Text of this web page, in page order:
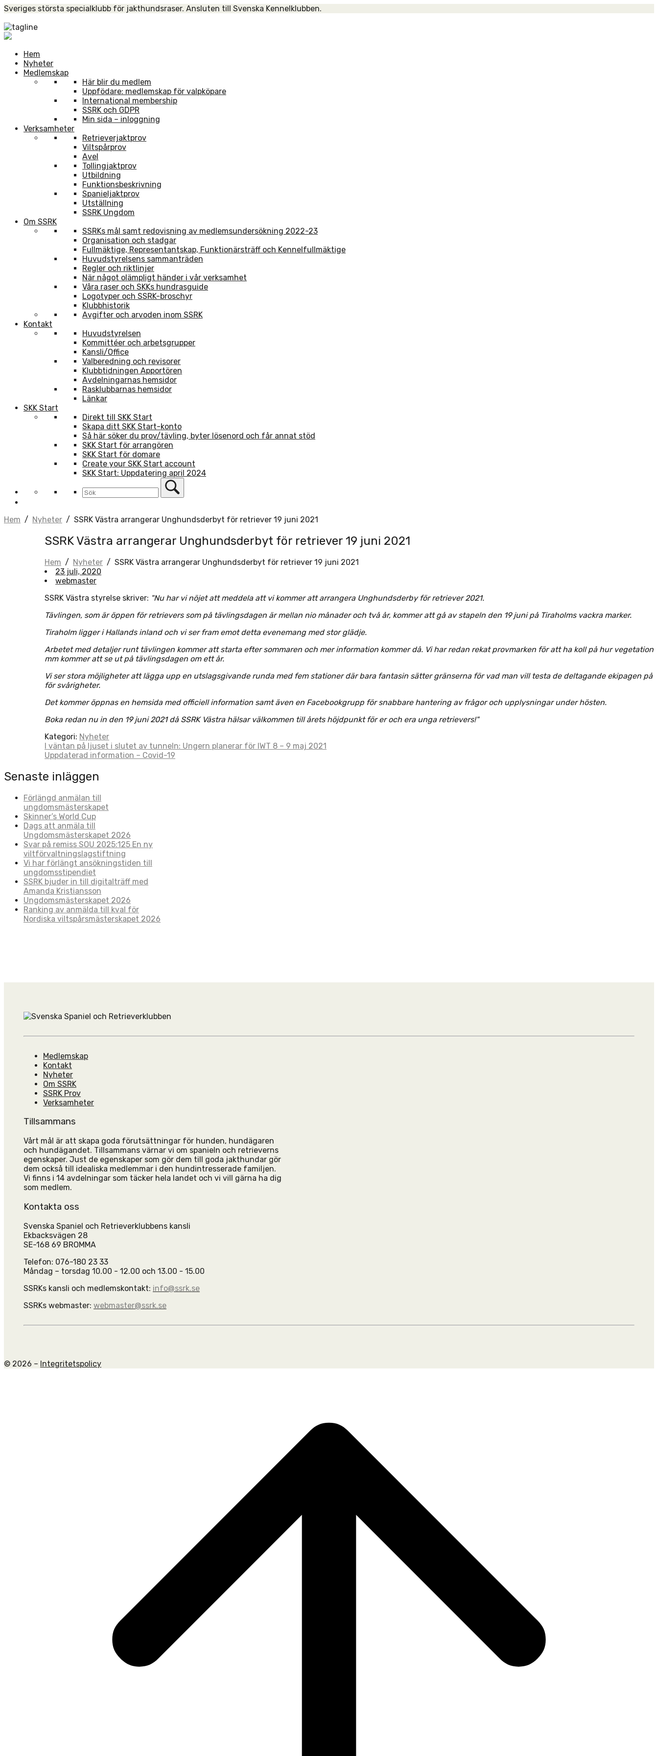
Skip
content
Sveriges största specialklubb för jakthundsraser. Ansluten till Svenska Kennelklubben.
Hem
Nyheter
Medlemskap
Här blir du medlem
Uppfödare: medlemskap för valpköpare
International membership
SSRK och GDPR
Min sida – inloggning
Verksamheter
Retrieverjaktprov
Viltspårprov
Avel
Tollingjaktprov
Utbildning
Funktionsbeskrivning
Spanieljaktprov
Utställning
SSRK Ungdom
Om SSRK
SSRKs mål samt redovisning av medlemsundersökning 2022-23
Organisation och stadgar
Fullmäktige, Representantskap, Funktionärsträff och Kennelfullmäktige
Huvudstyrelsens sammanträden
Regler och riktlinjer
När något olämpligt händer i vår verksamhet
Våra raser och SKKs hundrasguide
Logotyper och SSRK-broschyr
Klubbhistorik
Avgifter och arvoden inom SSRK
Kontakt
Huvudstyrelsen
Kommittéer och arbetsgrupper
Kansli/Office
Valberedning och revisorer
Klubbtidningen Apportören
Avdelningarnas hemsidor
Rasklubbarnas hemsidor
Länkar
SKK Start
Direkt till SKK Start
Skapa ditt SKK Start-konto
Så här söker du prov/tävling, byter lösenord och får annat stöd
SKK Start för arrangören
SKK Start för domare
Create your SKK Start account
SKK Start: Uppdatering april 2024
Hem / Nyheter / SSRK Västra arrangerar Unghundsderbyt för retriever 19 juni 2021
SSRK Västra arrangerar Unghundsderbyt för retriever 19 juni 2021
Hem / Nyheter / SSRK Västra arrangerar Unghundsderbyt för retriever 19 juni 2021
23 juli, 2020
webmaster
SSRK Västra styrelse skriver: "Nu har vi nöjet att meddela att vi kommer att arrangera Unghundsderby för retriever 2021.
Tävlingen, som är öppen för retrievers som på tävlingsdagen är mellan nio månader och två år, kommer att gå av stapeln den 19 juni på Tiraholms vackra marker.
Tiraholm ligger i Hallands inland och vi ser fram emot detta evenemang med stor glädje.
Arbetet med detaljer runt tävlingen kommer att starta efter sommaren och mer information kommer då. Vi har redan rekat provmarken för att ha koll på hur vegetation
mm kommer att se ut på tävlingsdagen om ett år.
Vi ser stora möjligheter att lägga upp en utslagsgivande runda med fem stationer där bara fantasin sätter gränserna för vad man vill testa de deltagande ekipagen på
för svårigheter.
Det kommer öppnas en hemsida med officiell information samt även en Facebookgrupp för snabbare hantering av frågor och upplysningar under hösten.
Boka redan nu in den 19 juni 2021 då SSRK Västra hälsar välkommen till årets höjdpunkt för er och era unga retrievers!"
Kategori: Nyheter
Post
navigation
I väntan på ljuset i slutet av tunneln: Ungern planerar för IWT 8 – 9 maj 2021
Uppdaterad information – Covid-19
Senaste inläggen
Förlängd anmälan till
ungdomsmästerskapet
Skinner’s World Cup
Dags att anmäla till
Ungdomsmästerskapet 2026
Svar på remiss SOU 2025:125 En ny
viltförvaltningslagstiftning
Vi har förlängt ansökningstiden till
ungdomsstipendiet
SSRK bjuder in till digitalträff med
Amanda Kristiansson
Ungdomsmästerskapet 2026
Ranking av anmälda till kval för
Nordiska viltspårsmästerskapet 2026
Medlemskap
Kontakt
Nyheter
Om SSRK
SSRK Prov
Verksamheter
Tillsammans
Vårt mål är att skapa goda förutsättningar för hunden, hundägaren
och hundägandet. Tillsammans värnar vi om spanieln och retrieverns
egenskaper. Just de egenskaper som gör dem till goda jakthundar gör
dem också till idealiska medlemmar i den hundintresserade familjen.
Vi finns i 14 avdelningar som täcker hela landet och vi vill gärna ha dig
som medlem.
Kontakta oss
Svenska Spaniel och Retrieverklubbens kansli
Ekbacksvägen 28
SE-168 69 BROMMA
Telefon: 076-180 23 33
Måndag – torsdag 10.00 - 12.00 och 13.00 - 15.00
SSRKs kansli och medlemskontakt: info@ssrk.se
SSRKs webmaster: webmaster@ssrk.se
© 2026 – Integritetspolicy